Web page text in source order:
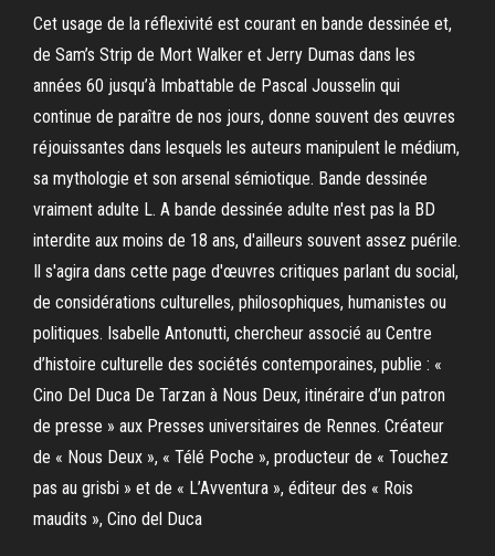
Cet usage de la réflexivité est courant en bande dessinée et,
de Sam’s Strip de Mort Walker et Jerry Dumas dans les
années 60 jusqu’à Imbattable de Pascal Jousselin qui
continue de paraître de nos jours, donne souvent des œuvres
réjouissantes dans lesquels les auteurs manipulent le médium,
sa mythologie et son arsenal sémiotique. Bande dessinée
vraiment adulte L. A bande dessinée adulte n'est pas la BD
interdite aux moins de 18 ans, d'ailleurs souvent assez puérile.
Il s'agira dans cette page d'œuvres critiques parlant du social,
de considérations culturelles, philosophiques, humanistes ou
politiques. Isabelle Antonutti, chercheur associé au Centre
d’histoire culturelle des sociétés contemporaines, publie : «
Cino Del Duca De Tarzan à Nous Deux, itinéraire d’un patron
de presse » aux Presses universitaires de Rennes. Créateur
de « Nous Deux », « Télé Poche », producteur de « Touchez
pas au grisbi » et de « L’Avventura », éditeur des « Rois
maudits », Cino del Duca